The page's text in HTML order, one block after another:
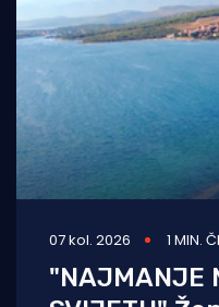
07 kol. 2026 1 MIN.
"NAJMANJE